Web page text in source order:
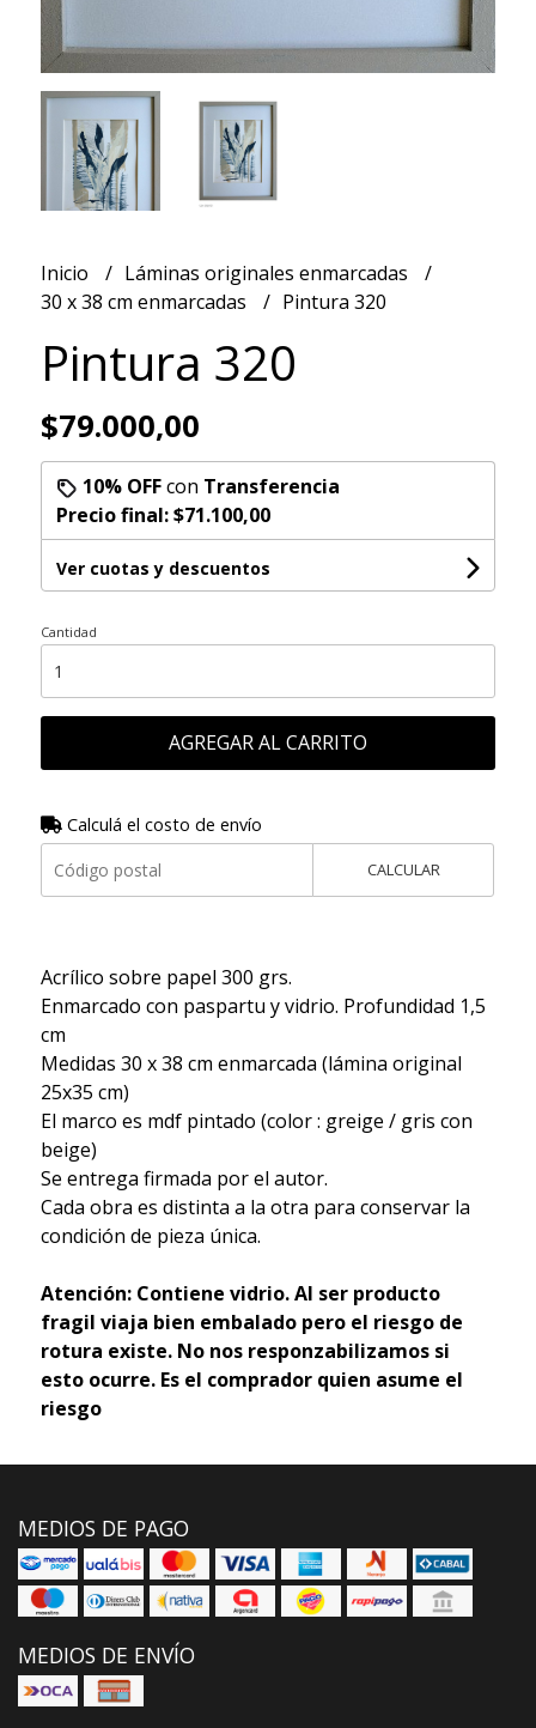
Inicio
Láminas originales enmarcadas
30 x 38 cm enmarcadas
Pintura 320
Pintura 320
$79.000,00
10% OFFcon Transferencia
Precio final:$71.100,00
Ver cuotas y descuentos
Cantidad
AGREGAR AL CARRITO
Calculá el costo de envío
CALCULAR
Acrílico sobre papel 300 grs.
Enmarcado con paspartu y vidrio. Profundidad 1,5
cm
Medidas 30 x 38 cm enmarcada (lámina original
25x35 cm)
El marco es mdf pintado (color : greige / gris con
beige)
Se entrega firmada por el autor.
Cada obra es distinta a la otra para conservar la
condición de pieza única.
Atención: Contiene vidrio. Al ser producto
fragil viaja bien embalado pero el riesgo de
rotura existe. No nos responzabilizamos si
esto ocurre. Es el comprador quien asume el
riesgo
MEDIOS DE PAGO
MEDIOS DE ENVÍO